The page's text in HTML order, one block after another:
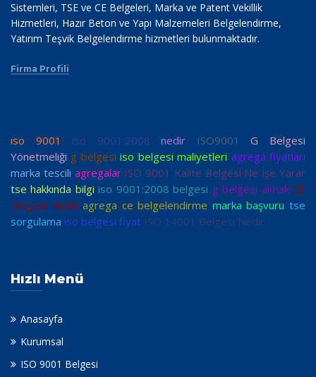
Sistemleri, TSE ve CE Belgeleri, Marka ve Patent Vekillik
Hizmetleri, Hazır Beton ve Yapı Malzemeleri Belgelendirme,
Yatırım Teşvik Belgelendirme hizmetleri bulunmaktadır.
Firma Profili
ıso 9001 iso 9001:2008 nedir ISO9001
G Belgesi
Yönetmeliği g belgesi iso belgesi maliyetleri agrega fiyatları
marka tescili agregalar ISO 9001 Kalite Belgesi Ne İşe Yarar
tse hakkında bilgi iso 9001:2008 belgesi g belgesi almak CE
Belgesi Nedir agrega ce belgelendirme marka başvuru tse
sorgulama iso belgesi fiyat ISO 14001 Belgesi Nedir
Hızlı Menü
Anasayfa
Kurumsal
ISO 9001 Belgesi